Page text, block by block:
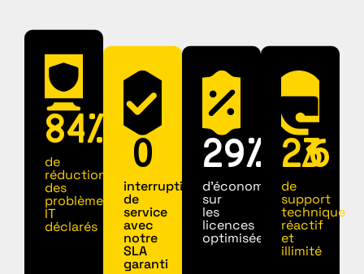
85%
de
réduction
des
problèmes
IT
déclarés
0
interruption
de
service
avec
notre
SLA
garanti
30%
d’économies
sur
les
licences
optimisées
24
/7
de
support
technique
réactif
et
illimité